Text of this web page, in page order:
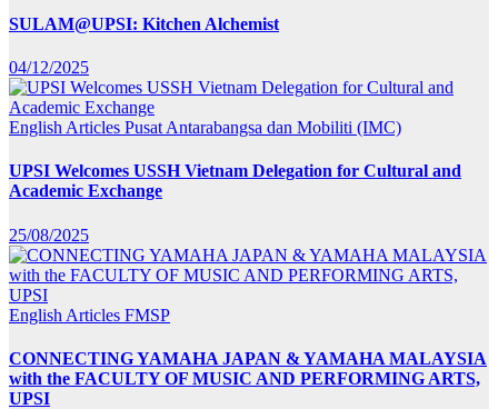
SULAM@UPSI: Kitchen Alchemist
04/12/2025
English Articles Pusat Antarabangsa dan Mobiliti (IMC)
UPSI Welcomes USSH Vietnam Delegation for Cultural and
Academic Exchange
25/08/2025
English Articles FMSP
CONNECTING YAMAHA JAPAN & YAMAHA MALAYSIA
with the FACULTY OF MUSIC AND PERFORMING ARTS,
UPSI